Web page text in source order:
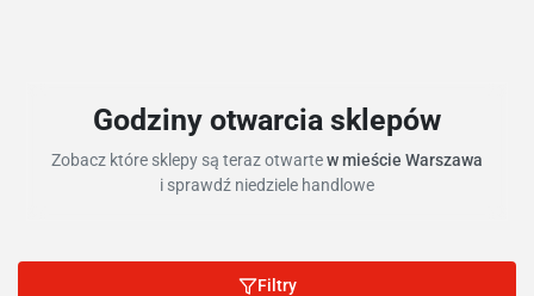
Godziny otwarcia sklepów
Zobacz które sklepy są teraz otwartew mieście Warszawa
i sprawdź niedziele handlowe
Filtry